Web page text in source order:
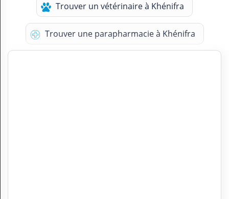
Trouver un vétérinaire à Khénifra
Trouver une parapharmacie à Khénifra